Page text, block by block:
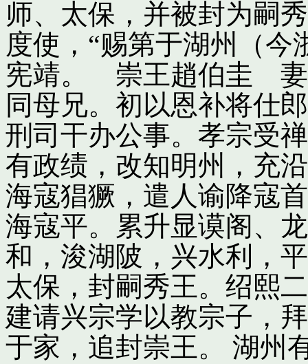
师、太保，并被封为嗣
度使，“赐第于湖州（今
宪靖。 崇王趙伯圭 妻
同母兄。初以恩补将仕
刑司干办公事。孝宗受
有政绩，改知明州，充
海寇猖獗，遣人谕降寇
海寇平。累升显谟阁、
和，浚湖陂，兴水利，
太保，封嗣秀王。绍熙
建请兴宗学以教宗子，
于家，追封崇王。 湖州